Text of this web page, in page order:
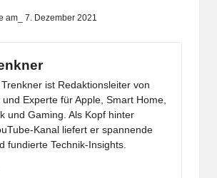
am_ 7. Dezember 2021
ist Redaktionsleiter von
und Experte für Apple, Smart Home,
und Gaming. Als Kopf hinter
Kanal liefert er spannende
fundierte Technik-Insights.